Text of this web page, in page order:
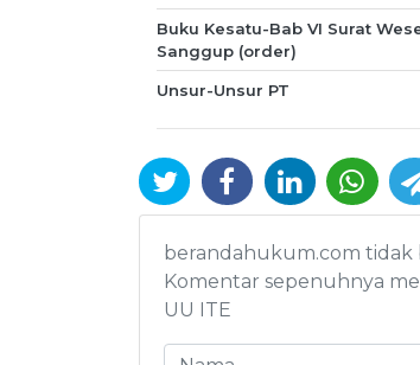
Buku Kesatu-Bab VI Surat
Sanggup (order)
Unsur-Unsur PT
berandahukum.com tidak
Komentar sepenuhnya
UU ITE